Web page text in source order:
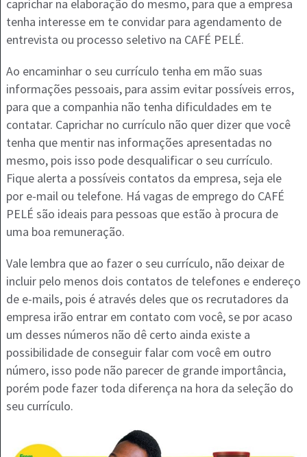
caprichar na elaboração do mesmo, para que a empresa
tenha interesse em te convidar para agendamento de
entrevista ou processo seletivo na CAFÉ PELÉ.
Ao encaminhar o seu currículo tenha em mão suas
informações pessoais, para assim evitar possíveis erros,
para que a companhia não tenha dificuldades em te
contatar. Caprichar no currículo não quer dizer que você
tenha que mentir nas informações apresentadas no
mesmo, pois isso pode desqualificar o seu currículo.
Fique alerta a possíveis contatos da empresa, seja ele
por e-mail ou telefone. Há vagas de emprego do CAFÉ
PELÉ são ideais para pessoas que estão à procura de
uma boa remuneração.
Vale lembra que ao fazer o seu currículo, não deixar de
incluir pelo menos dois contatos de telefones e endereço
de e-mails, pois é através deles que os recrutadores da
empresa irão entrar em contato com você, se por acaso
um desses números não dê certo ainda existe a
possibilidade de conseguir falar com você em outro
número, isso pode não parecer de grande importância,
porém pode fazer toda diferença na hora da seleção do
seu currículo.